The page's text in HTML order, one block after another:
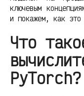
ключевым
и покажем, как это
Что
PyTorch?